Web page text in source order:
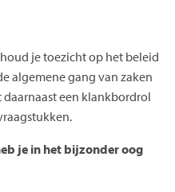
je toezicht op het beleid
algemene gang van zaken
een klankbordrol
je in het bijzonder oog